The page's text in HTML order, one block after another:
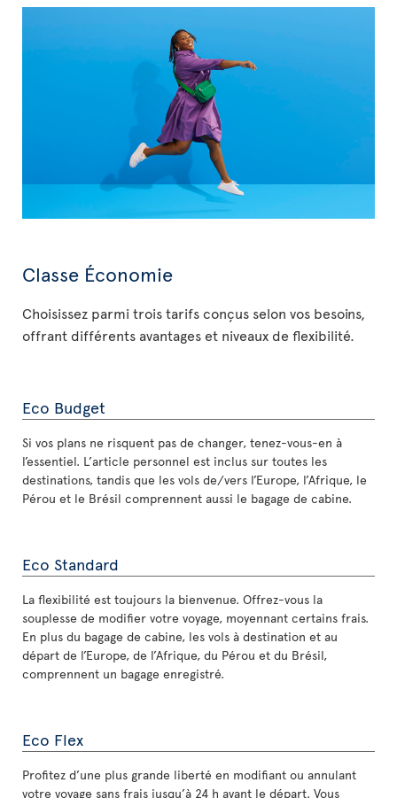
Classe Économie
Choisissez parmi trois tarifs conçus selon vos besoins,
offrant différents avantages et niveaux de flexibilité.
Eco Budget
Si vos plans ne risquent pas de changer, tenez-vous-en à
l’essentiel. L’article personnel est inclus sur toutes les
destinations, tandis que les vols de/vers l’Europe, l’Afrique, le
Pérou et le Brésil comprennent aussi le bagage de cabine.
Eco Standard
La flexibilité est toujours la bienvenue. Offrez-vous la
souplesse de modifier votre voyage, moyennant certains frais.
En plus du bagage de cabine, les vols à destination et au
départ de l’Europe, de l’Afrique, du Pérou et du Brésil,
comprennent un bagage enregistré.
Eco Flex
Profitez d’une plus grande liberté en modifiant ou annulant
votre voyage sans frais jusqu’à 24 h avant le départ. Vous